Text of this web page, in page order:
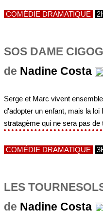
COMÉDIE DRAMATIQUE
SOS DAME
de Nadine Costa
Serge et Marc vivent
d'adopter un enfant, mais la
stratagème qui ne sera pas de
COMÉDIE DRAMATIQUE
LES
de Nadine Costa